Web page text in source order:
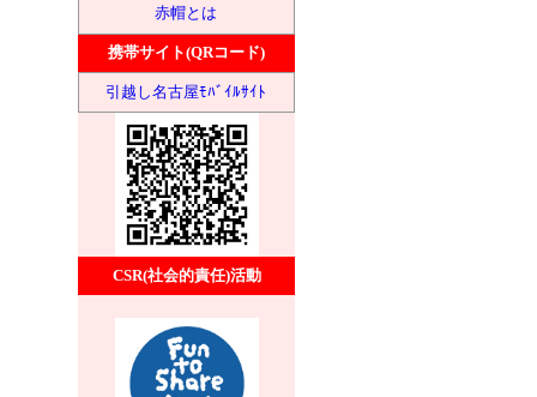
赤帽とは
携帯サイト(QRコード)
引越し名古屋ﾓﾊﾞｲﾙｻｲﾄ
CSR(社会的責任)活動